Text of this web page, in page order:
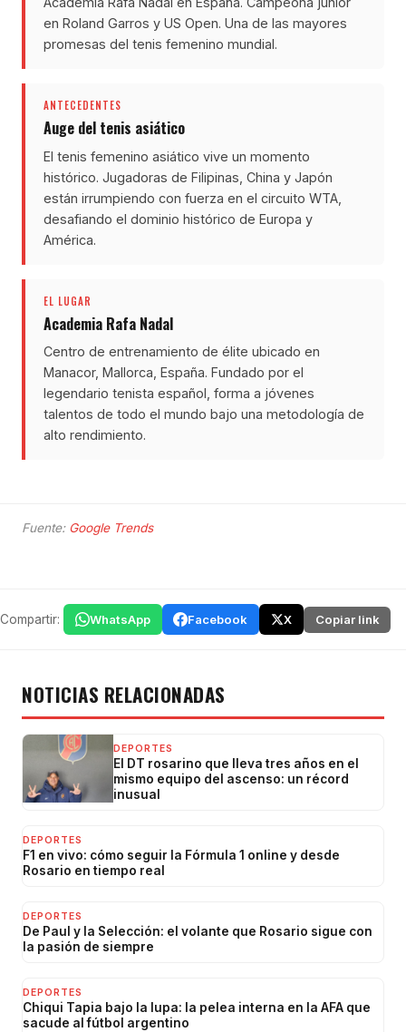
en Roland Garros y US Open. Una de las mayores
promesas del tenis femenino mundial.
ANTECEDENTES
Auge del tenis asiático
El tenis femenino asiático vive un momento
histórico. Jugadoras de Filipinas, China y Japón
están irrumpiendo con fuerza en el circuito WTA,
desafiando el dominio histórico de Europa y
América.
EL LUGAR
Academia Rafa Nadal
Centro de entrenamiento de élite ubicado en
Manacor, Mallorca, España. Fundado por el
legendario tenista español, forma a jóvenes
talentos de todo el mundo bajo una metodología de
alto rendimiento.
Fuente: Google Trends
Compartir: WhatsApp Facebook X Copiar link
NOTICIAS RELACIONADAS
DEPORTES
El DT rosarino que lleva tres años en el
mismo equipo del ascenso: un récord
inusual
DEPORTES
F1 en vivo: cómo seguir la Fórmula 1 online y desde
Rosario en tiempo real
DEPORTES
De Paul y la Selección: el volante que Rosario sigue con
la pasión de siempre
DEPORTES
Chiqui Tapia bajo la lupa: la pelea interna en la AFA que
sacude al fútbol argentino